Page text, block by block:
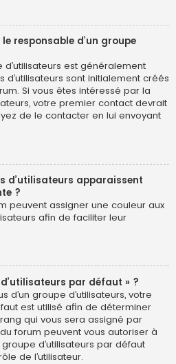
responsable d’un groupe
d’utilisateurs est généralement
sont initialement créés
Si vous êtes intéressé par la
votre premier contact devrait
de le contacter en lui envoyant
d’utilisateurs apparaissent
?
peuvent assigner une couleur aux
afin de faciliter leur
d’utilisateurs par défaut » ?
d’un groupe d’utilisateurs, votre
est utilisé afin de déterminer
qui vous sera assigné par
forum peuvent vous autoriser à
d’utilisateurs par défaut
de l’utilisateur.